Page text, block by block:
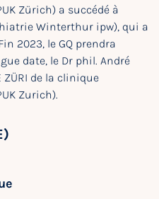
Zürich) a succédé à
Winterthur ipw), qui a
2023, le GQ prendra
date, le Dr phil. André
ZÜRI de la clinique
Zurich).